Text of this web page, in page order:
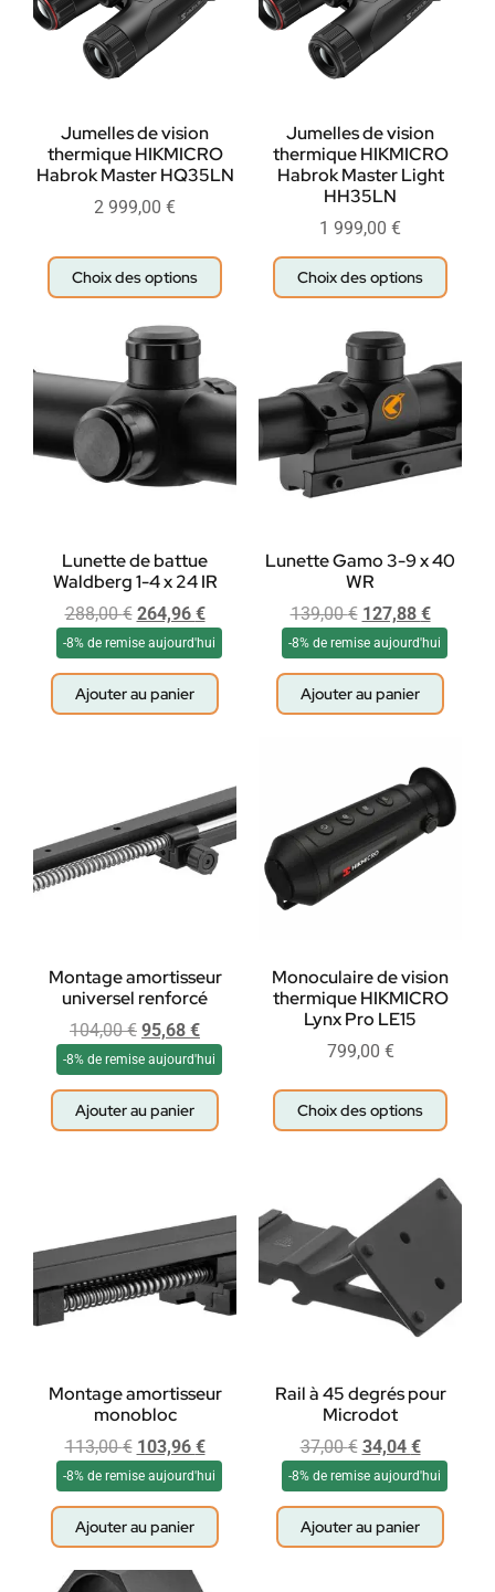
Jumelles de vision
thermique HIKMICRO
Habrok Master HQ35LN
2 999,00 €
Choix des options
Jumelles de vision
thermique HIKMICRO
Habrok Master Light
HH35LN
1 999,00 €
Choix des options
Lunette de battue
Waldberg 1-4 x 24 IR
288,00€ 264,96 €
-8% de remise aujourd'hui
Ajouter au panier
Lunette Gamo 3-9 x 40
WR
139,00€ 127,88 €
-8% de remise aujourd'hui
Ajouter au panier
Montage amortisseur
universel renforcé
104,00€ 95,68 €
-8% de remise aujourd'hui
Ajouter au panier
Monoculaire de vision
thermique HIKMICRO
Lynx Pro LE15
799,00 €
Choix des options
Montage amortisseur
monobloc
113,00€ 103,96 €
-8% de remise aujourd'hui
Ajouter au panier
Rail à 45 degrés pour
Microdot
37,00€ 34,04 €
-8% de remise aujourd'hui
Ajouter au panier